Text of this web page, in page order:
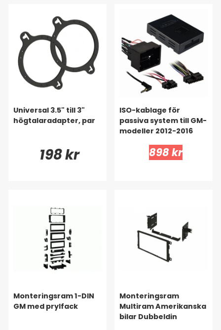
Universal 3.5" till 3"
högtalaradapter, par
198 kr
ISO-kablage för
passiva system till GM-
modeller 2012-2016
898 kr
Monteringsram 1-DIN
GM med prylfack
Monteringsram
Multiram Amerikanska
bilar Dubbeldin